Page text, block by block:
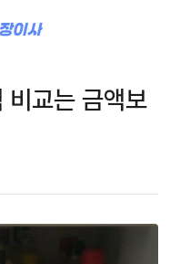
비교는 금액보